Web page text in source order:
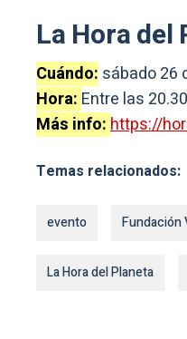
La Hora del
Cuándo: sábado 26
Hora: Entre las
Más info:https://
Temas relacionados:
evento Fundación
La Hora del Planeta